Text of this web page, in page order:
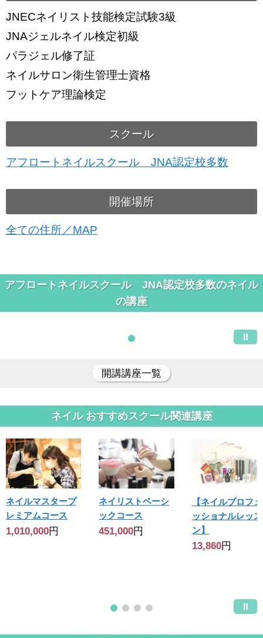
JNECネイリスト技能検定試験3級
JNAジェルネイル検定初級
パラジェル修了証
ネイルサロン衛生管理士資格
フットケア理論検定
スクール
アフロートネイルスクール JNA認定校多数
開催場所
全ての住所／MAP
アフロートネイルスクール JNA認定校多数のネイル
の講座
開講講座一覧
ネイル おすすめスクール関連講座
ネイルマスタープ
レミアムコース
1,010,000円
ネイリストベーシ
ックコース
451,000円
【ネイルプロフェ
ッショナルレッス
ン】
13,860円